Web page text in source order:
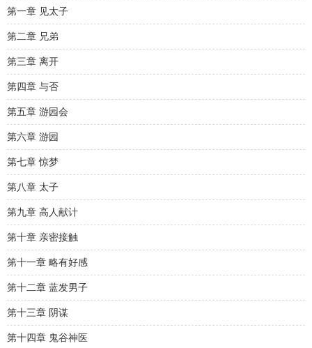
第一章 见太子
第二章 兄弟
第三章 离开
第四章 与否
第五章 游园会
第六章 游园
第七章 惊梦
第八章 太子
第九章 高人献计
第十章 亲密接触
第十一章 略有好感
第十二章 蓝发男子
第十三章 阴谋
第十四章 鬼谷神医